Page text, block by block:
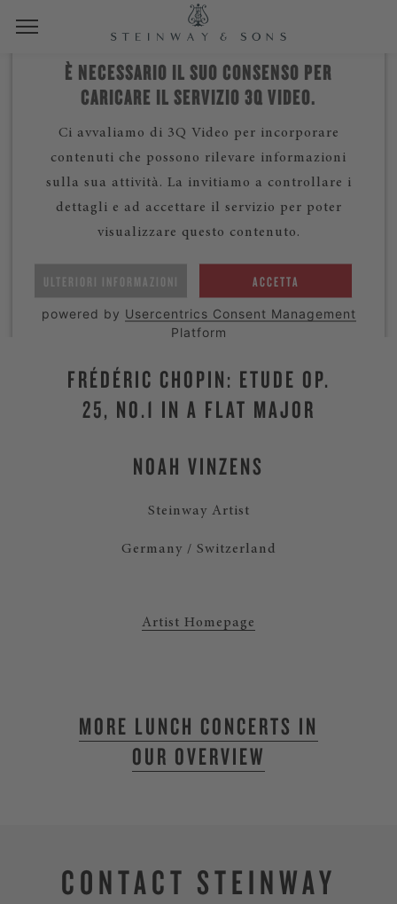
È NECESSARIO IL SUO CONSENSO PER
CARICARE IL SERVIZIO 3Q VIDEO.
Ci avvaliamo di 3Q Video per incorporare
contenuti che possono rilevare informazioni
sulla sua attività. La invitiamo a controllare i
dettagli e ad accettare il servizio per poter
visualizzare questo contenuto.
ULTERIORI INFORMAZIONI ACCETTA
powered by Usercentrics Consent Management
Platform
FRÉDÉRIC CHOPIN: ETUDE OP.
25, NO.1 IN A FLAT MAJOR
NOAH VINZENS
Steinway Artist
Germany / Switzerland
Artist Homepage
MORE LUNCH CONCERTS IN
OUR OVERVIEW
CONTACT STEINWAY